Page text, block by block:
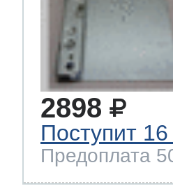
2898
Поступит
Предоплата